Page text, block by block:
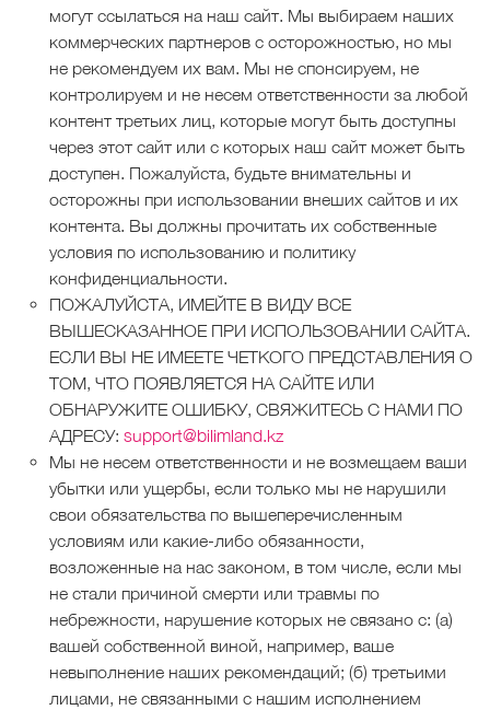
могут ссылаться на наш сайт. Мы выбираем наших
коммерческих партнеров с осторожностью, но мы
не рекомендуем их вам. Мы не спонсируем, не
контролируем и не несем ответственности за любой
контент третьих лиц, которые могут быть доступны
через этот сайт или с которых наш сайт может быть
доступен. Пожалуйста, будьте внимательны и
осторожны при использовании внеших сайтов и их
контента. Вы должны прочитать их собственные
условия по использованию и политику
конфиденциальности.
ПОЖАЛУЙСТА, ИМЕЙТЕ В ВИДУ ВСЕ
ВЫШЕСКАЗАННОЕ ПРИ ИСПОЛЬЗОВАНИИ САЙТА.
ЕСЛИ ВЫ НЕ ИМЕЕТЕ ЧЕТКОГО ПРЕДСТАВЛЕНИЯ О
ТОМ, ЧТО ПОЯВЛЯЕТСЯ НА САЙТЕ ИЛИ
ОБНАРУЖИТЕ ОШИБКУ, СВЯЖИТЕСЬ С НАМИ ПО
АДРЕСУ: support@bilimland.kz
Мы не несем ответственности и не возмещаем ваши
убытки или ущербы, если только мы не нарушили
свои обязательства по вышеперечисленным
условиям или какие-либо обязанности,
возложенные на нас законом, в том числе, если мы
не стали причиной смерти или травмы по
небрежности, нарушение которых не связано с: (а)
вашей собственной виной, например, ваше
невыполнение наших рекомендаций; (б) третьими
лицами, не связанными с нашим исполнением